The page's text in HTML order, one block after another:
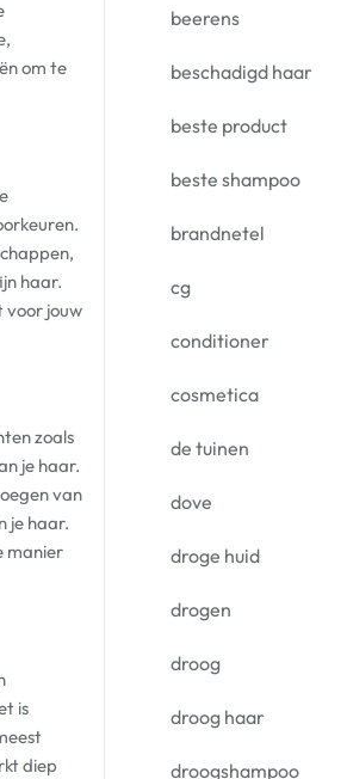
om te
haar.
voor jouw
zoals
je haar.
van
je haar.
manier
is
diep
beerens
beschadigd haar
beste product
beste shampoo
brandnetel
cg
conditioner
cosmetica
de tuinen
dove
droge huid
drogen
droog
droog haar
droogshampoo